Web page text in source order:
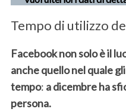
Tempo di utilizzo
Facebook non solo è il
anche quello nel quale
tempo: a dicembre ha
persona.